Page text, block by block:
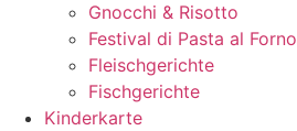
Gnocchi & Risotto
Festival di Pasta al Forno
Fleischgerichte
Fischgerichte
Kinderkarte